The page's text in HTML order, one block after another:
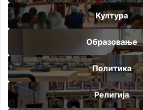
Култура
Образовање
Политика
Религија